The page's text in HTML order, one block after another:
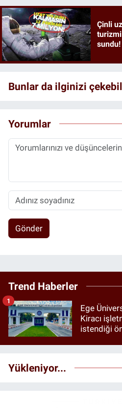
Çinli
sundu!
Bunlar da ilginizi
Yorumlar
Gönder
Trend Haberler
Ege
Kiracı
istendiği
1
Yükleniyor...